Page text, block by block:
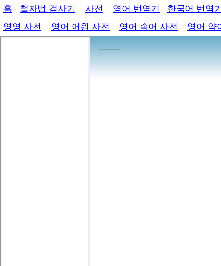
홈 철자법 검사기 사전 영어 번역기
한국어 번역
영영 사전
영어 어원 사전 영어 속어 사전 영어 약